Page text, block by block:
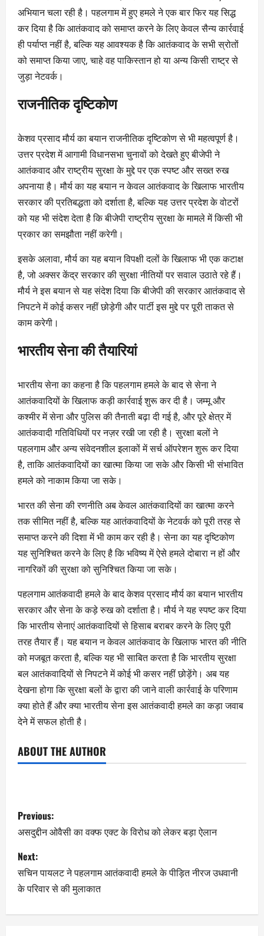
अभियान चला रही है। पहलगाम में हुए हमले ने एक बार फिर यह सिद्ध
कर दिया है कि आतंकवाद को समाप्त करने के लिए केवल सैन्य कार्रवाई
ही पर्याप्त नहीं है, बल्कि यह आवश्यक है कि आतंकवाद के सभी स्रोतों
को समाप्त किया जाए, चाहे वह पाकिस्तान हो या अन्य किसी राष्ट्र से
जुड़ा नेटवर्क।
राजनीतिक दृष्टिकोण
केशव प्रसाद मौर्य का बयान राजनीतिक दृष्टिकोण से भी महत्वपूर्ण है।
उत्तर प्रदेश में आगामी विधानसभा चुनावों को देखते हुए बीजेपी ने
आतंकवाद और राष्ट्रीय सुरक्षा के मुद्दे पर एक स्पष्ट और सख्त रुख
अपनाया है। मौर्य का यह बयान न केवल आतंकवाद के खिलाफ भारतीय
सरकार की प्रतिबद्धता को दर्शाता है, बल्कि यह उत्तर प्रदेश के वोटरों
को यह भी संदेश देता है कि बीजेपी राष्ट्रीय सुरक्षा के मामले में किसी भी
प्रकार का समझौता नहीं करेगी।
इसके अलावा, मौर्य का यह बयान विपक्षी दलों के खिलाफ भी एक कटाक्ष
है, जो अक्सर केंद्र सरकार की सुरक्षा नीतियों पर सवाल उठाते रहे हैं।
मौर्य ने इस बयान से यह संदेश दिया कि बीजेपी की सरकार आतंकवाद से
निपटने में कोई कसर नहीं छोड़ेगी और पार्टी इस मुद्दे पर पूरी ताकत से
काम करेगी।
भारतीय सेना की तैयारियां
भारतीय सेना का कहना है कि पहलगाम हमले के बाद से सेना ने
आतंकवादियों के खिलाफ कड़ी कार्रवाई शुरू कर दी है। जम्मू और
कश्मीर में सेना और पुलिस की तैनाती बढ़ा दी गई है, और पूरे क्षेत्र में
आतंकवादी गतिविधियों पर नज़र रखी जा रही है। सुरक्षा बलों ने
पहलगाम और अन्य संवेदनशील इलाकों में सर्च ऑपरेशन शुरू कर दिया
है, ताकि आतंकवादियों का खात्मा किया जा सके और किसी भी संभावित
हमले को नाकाम किया जा सके।
भारत की सेना की रणनीति अब केवल आतंकवादियों का खात्मा करने
तक सीमित नहीं है, बल्कि यह आतंकवादियों के नेटवर्क को पूरी तरह से
समाप्त करने की दिशा में भी काम कर रही है। सेना का यह दृष्टिकोण
यह सुनिश्चित करने के लिए है कि भविष्य में ऐसे हमले दोबारा न हों और
नागरिकों की सुरक्षा को सुनिश्चित किया जा सके।
पहलगाम आतंकवादी हमले के बाद केशव प्रसाद मौर्य का बयान भारतीय
सरकार और सेना के कड़े रुख को दर्शाता है। मौर्य ने यह स्पष्ट कर दिया
कि भारतीय सेनाएं आतंकवादियों से हिसाब बराबर करने के लिए पूरी
तरह तैयार हैं। यह बयान न केवल आतंकवाद के खिलाफ भारत की नीति
को मजबूत करता है, बल्कि यह भी साबित करता है कि भारतीय सुरक्षा
बल आतंकवादियों से निपटने में कोई भी कसर नहीं छोड़ेंगे। अब यह
देखना होगा कि सुरक्षा बलों के द्वारा की जाने वाली कार्रवाई के परिणाम
क्या होते हैं और क्या भारतीय सेना इस आतंकवादी हमले का कड़ा जवाब
देने में सफल होती है।
ABOUT THE AUTHOR
Previous:
असदुद्दीन ओवैसी का वक्फ एक्ट के विरोध को लेकर बड़ा ऐलान
Next:
सचिन पायलट ने पहलगाम आतंकवादी हमले के पीड़ित नीरज उधवानी
के परिवार से की मुलाकात